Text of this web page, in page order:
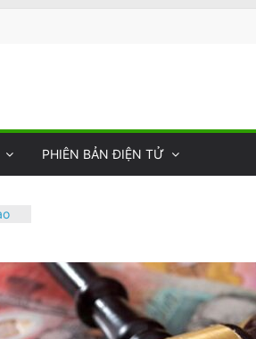
PHIÊN BẢN ĐIỆN TỬ